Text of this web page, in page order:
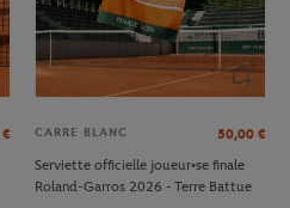
€
CARRE BLANC 50,00 €
Serviette officielle joueur•se finale
Roland-Garros 2026 - Terre Battue